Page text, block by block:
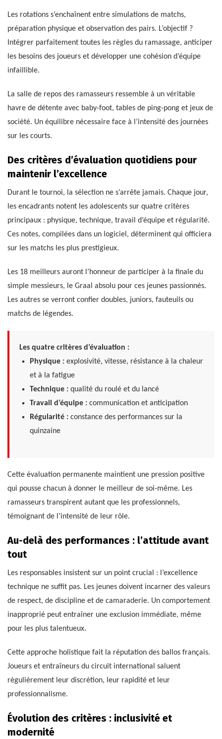
Les rotations s’enchaînent entre simulations de matchs,
préparation physique et observation des pairs. L’objectif ?
Intégrer parfaitement toutes les règles du ramassage, anticiper
les besoins des joueurs et développer une cohésion d’équipe
infaillible.
La salle de repos des ramasseurs ressemble à un véritable
havre de détente avec baby-foot, tables de ping-pong et jeux de
société. Un équilibre nécessaire face à l’intensité des journées
sur les courts.
Des critères d’évaluation quotidiens pour
maintenir l’excellence
Durant le tournoi, la sélection ne s’arrête jamais. Chaque jour,
les encadrants notent les adolescents sur quatre critères
principaux : physique, technique, travail d’équipe et régularité.
Ces notes, compilées dans un logiciel, déterminent qui officiera
sur les matchs les plus prestigieux.
Les 18 meilleurs auront l’honneur de participer à la finale du
simple messieurs, le Graal absolu pour ces jeunes passionnés.
Les autres se verront confier doubles, juniors, fauteuils ou
matchs de légendes.
Les quatre critères d’évaluation :
Physique :explosivité, vitesse, résistance à la chaleur
et à la fatigue
Technique :qualité du roulé et du lancé
Travail d’équipe :communication et anticipation
Régularité :constance des performances sur la
quinzaine
Cette évaluation permanente maintient une pression positive
qui pousse chacun à donner le meilleur de soi-même. Les
ramasseurs transpirent autant que les professionnels,
témoignant de l’intensité de leur rôle.
Au-delà des performances : l’attitude avant
tout
Les responsables insistent sur un point crucial : l’excellence
technique ne suffit pas. Les jeunes doivent incarner des valeurs
de respect, de discipline et de camaraderie. Un comportement
inapproprié peut entraîner une exclusion immédiate, même
pour les plus talentueux.
Cette approche holistique fait la réputation des ballos français.
Joueurs et entraîneurs du circuit international saluent
régulièrement leur discrétion, leur rapidité et leur
professionnalisme.
Évolution des critères : inclusivité et
modernité